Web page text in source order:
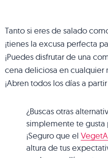
Tanto si eres de salado
¡tienes la excusa perfecta
¡Puedes disfrutar de una
cena deliciosa en cualquier
¡Abren todos los días a partir
¿Buscas otras
simplemente te gusta
¡Seguro que el
altura de tus